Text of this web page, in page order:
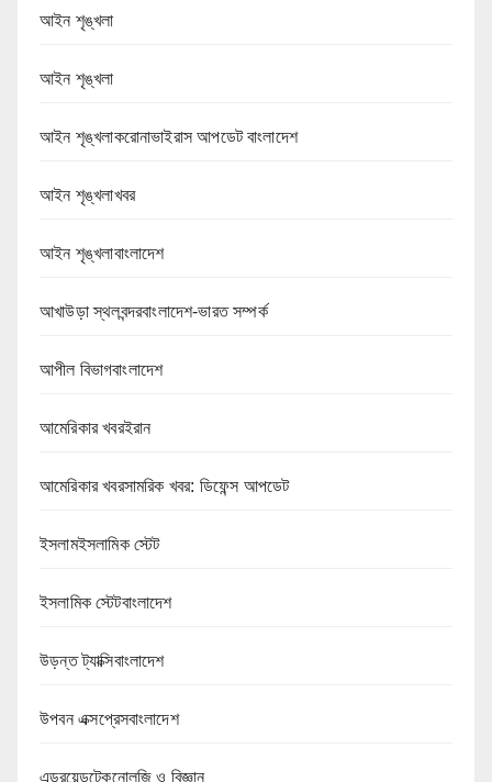
আইন শৃঙ্খলা
আইন শৃঙ্খলা
আইন শৃঙ্খলাকরোনাভাইরাস আপডেট বাংলাদেশ
আইন শৃঙ্খলাখবর
আইন শৃঙ্খলাবাংলাদেশ
আখাউড়া স্থলবন্দরবাংলাদেশ-ভারত সম্পর্ক
আপীল বিভাগবাংলাদেশ
আমেরিকার খবরইরান
আমেরিকার খবরসামরিক খবর: ডিফেন্স আপডেট
ইসলামইসলামিক স্টেট
ইসলামিক স্টেটবাংলাদেশ
উড়ন্ত ট্যাক্সিবাংলাদেশ
উপবন এক্সপ্রেসবাংলাদেশ
এন্ড্রয়েডটেকনোলজি ও বিজ্ঞান